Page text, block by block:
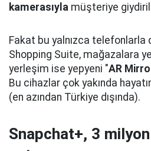
kamerasıyla müşteriye
Fakat bu yalnızca telefonlarla
Shopping Suite, mağazalara
yerleşim ise yepyeni "AR
Bu cihazlar çok yakında
(en azından Türkiye dışında).
Snapchat+, 3 milyon